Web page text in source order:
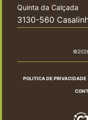
Quinta da Calçada
3130-560
©2026
POLITICA DE PRIVACIDADE